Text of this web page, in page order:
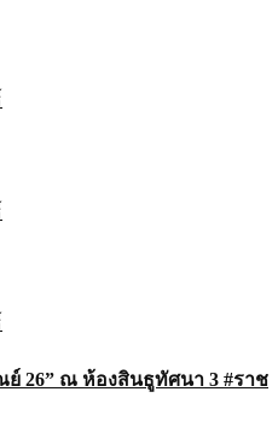
ย์ 26” ณ ห้องสินธูทัศนา 3 #ราช